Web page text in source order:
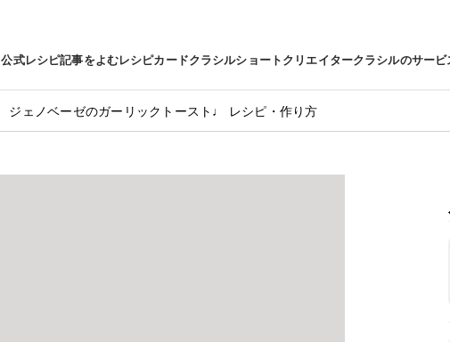
公式レシピ記事をよむレシピカードクラシルショートクリエイタークラシルのサービ
ジェノベーゼのガーリックトースト♩ レシピ・作り方